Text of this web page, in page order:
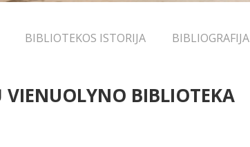
BIBLIOTEKOS ISTORIJA BIBLIOGRAFIJA
BIBLIOTEKA